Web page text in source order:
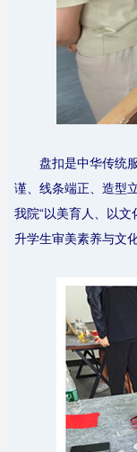
盘扣是中华传统
谨、线条端正、造型
我院“以美育人、以
升学生审美素养与文